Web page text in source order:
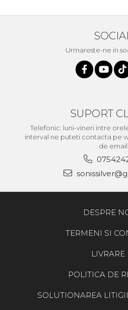
SOCIAL
Urmareste-ne in
SUPORT
Telefonic: luni-vineri intre
interval ne puteti contacta pe
de email
DESPRE
TERMENI SI
LIVRARE
POLITICA DE
SOLUTIONAREA